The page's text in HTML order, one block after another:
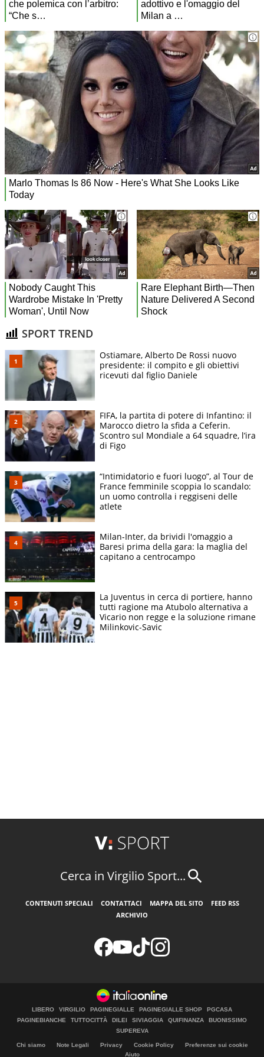
SPORT TREND
Ostiamare, Alberto De Rossi nuovo
presidente: il compito e gli obiettivi
ricevuti dal figlio Daniele
FIFA, la partita di potere di Infantino: il
Marocco dietro la sfida a Ceferin.
Scontro sul Mondiale a 64 squadre, l’ira
di Figo
“Intimidatorio e fuori luogo”, al Tour de
France femminile scoppia lo scandalo:
un uomo controlla i reggiseni delle
atlete
Milan-Inter, da brividi l'omaggio a
Baresi prima della gara: la maglia del
capitano a centrocampo
La Juventus in cerca di portiere, hanno
tutti ragione ma Atubolo alternativa a
Vicario non regge e la soluzione rimane
Milinkovic-Savic
Cerca in Virgilio Sport...
CONTENUTI SPECIALI CONTATTACI MAPPA DEL SITO
FEED RSS
ARCHIVIO
LIBERO VIRGILIO PAGINEGIALLE PAGINEGIALLE SHOP
PGCASA
PAGINEBIANCHE
TUTTOCITTÀ DILEI SIVIAGGIA QUIFINANZA
BUONISSIMO
SUPEREVA
Chi siamo Note Legali Privacy Cookie Policy
Preferenze sui cookie
Aiuto